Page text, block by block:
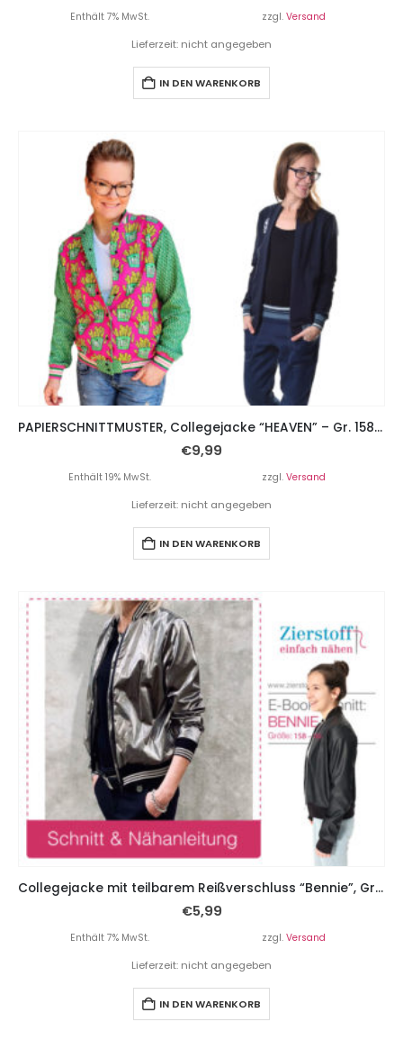
Enthält 7% MwSt. zzgl. Versand
Lieferzeit: nicht angegeben
IN DEN WARENKORB
PAPIERSCHNITTMUSTER, Collegejacke “HEAVEN” – Gr. 158 – Damengr. 46
€9,99
Enthält 19% MwSt. zzgl. Versand
Lieferzeit: nicht angegeben
IN DEN WARENKORB
Collegejacke mit teilbarem Reißverschluss “Bennie”, Gr. 158 – Damengr. 46
€5,99
Enthält 7% MwSt. zzgl. Versand
Lieferzeit: nicht angegeben
IN DEN WARENKORB